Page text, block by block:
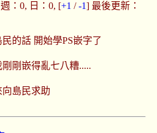
：0, 日：0, [+1 /-1] 最後更新：
的話 開始學PS嵌字了
剛剛嵌得亂七八糟.....
向島民求助